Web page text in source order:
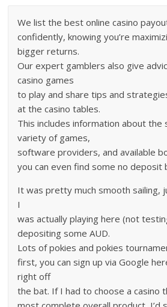
We list the best online casino
confidently, knowing you’re
bigger returns.
Our expert gamblers also give
casino games
to play and share tips and
at the casino tables.
This includes information about the
variety of games,
software providers, and available
you can even find some no deposit
It was pretty much smooth sailing,
I
was actually playing here (not
depositing some AUD.
Lots of pokies and pokies
first, you can sign up via Google
right off
the bat. If I had to choose a casino